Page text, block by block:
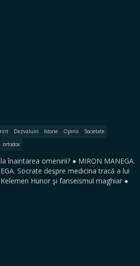
Dezvăluiri Istorie Opinii
Societate
ortodox
înaintarea omenirii? ● MIRON MANEGA.
Socrate despre medicina tracă a lui
Hunor şi fariseismul maghiar ●